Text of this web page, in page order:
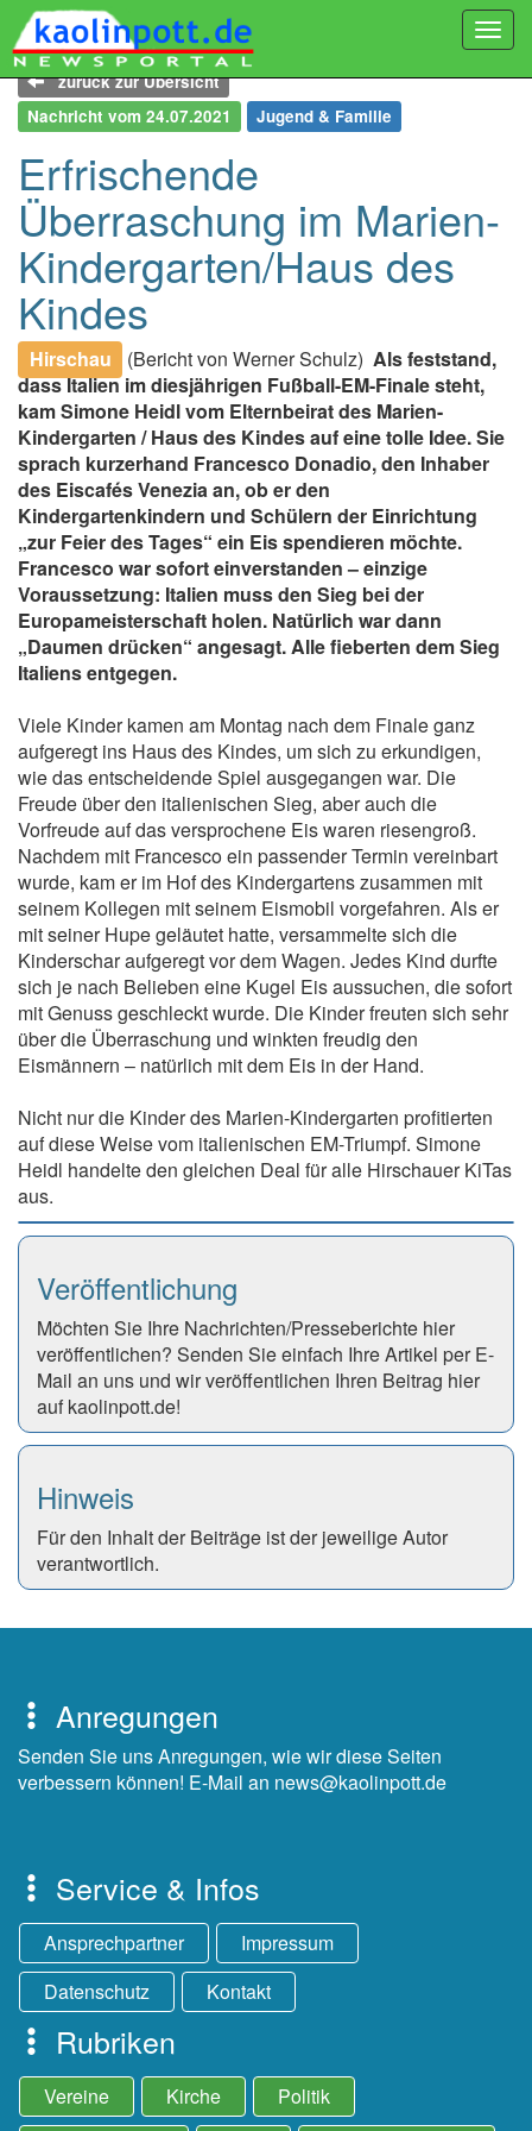
zurück zur Übersicht
Nachricht vom 24.07.2021
Jugend & Familie
Erfrischende
Überraschung im Marien-
Kindergarten/Haus des
Kindes
Hirschau (Bericht von Werner Schulz)Als feststand,
dass Italien im diesjährigen Fußball-EM-Finale steht,
kam Simone Heidl vom Elternbeirat des Marien-
Kindergarten / Haus des Kindes auf eine tolle Idee. Sie
sprach kurzerhand Francesco Donadio, den Inhaber
des Eiscafés Venezia an, ob er den
Kindergartenkindern und Schülern der Einrichtung
„zur Feier des Tages“ ein Eis spendieren möchte.
Francesco war sofort einverstanden – einzige
Voraussetzung: Italien muss den Sieg bei der
Europameisterschaft holen. Natürlich war dann
„Daumen drücken“ angesagt. Alle fieberten dem Sieg
Italiens entgegen.
Viele Kinder kamen am Montag nach dem Finale ganz
aufgeregt ins Haus des Kindes, um sich zu erkundigen,
wie das entscheidende Spiel ausgegangen war. Die
Freude über den italienischen Sieg, aber auch die
Vorfreude auf das versprochene Eis waren riesengroß.
Nachdem mit Francesco ein passender Termin vereinbart
wurde, kam er im Hof des Kindergartens zusammen mit
seinem Kollegen mit seinem Eismobil vorgefahren. Als er
mit seiner Hupe geläutet hatte, versammelte sich die
Kinderschar aufgeregt vor dem Wagen. Jedes Kind durfte
sich je nach Belieben eine Kugel Eis aussuchen, die sofort
mit Genuss geschleckt wurde. Die Kinder freuten sich sehr
über die Überraschung und winkten freudig den
Eismännern – natürlich mit dem Eis in der Hand.
Nicht nur die Kinder des Marien-Kindergarten profitierten
auf diese Weise vom italienischen EM-Triumpf. Simone
Heidl handelte den gleichen Deal für alle Hirschauer KiTas
aus.
Veröffentlichung
Möchten Sie Ihre Nachrichten/Presseberichte hier
veröffentlichen? Senden Sie einfach Ihre Artikel per E-
Mail an uns und wir veröffentlichen Ihren Beitrag hier
auf kaolinpott.de!
Hinweis
Für den Inhalt der Beiträge ist der jeweilige Autor
verantwortlich.
Anregungen
Senden Sie uns Anregungen, wie wir diese Seiten
verbessern können! E-Mail an news@kaolinpott.de
Service & Infos
Ansprechpartner
Impressum
Datenschutz
Kontakt
Rubriken
Vereine Kirche Politik